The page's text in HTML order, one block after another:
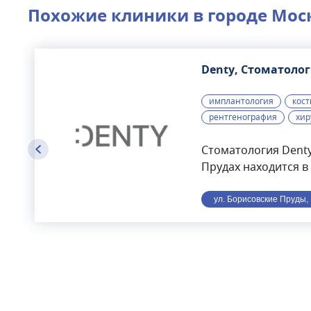
Похожие клиники в городе
Denty,
имплантология
рентгенография
Стоматология
Прудах находится
ул. Борисовские Пруды,